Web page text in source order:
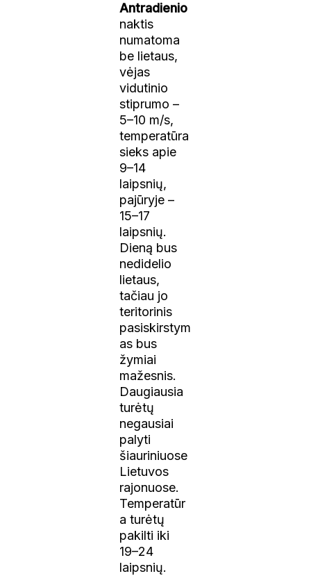
Antradienio
naktis
numatoma
be lietaus,
vėjas
vidutinio
stiprumo –
5–10 m/s,
temperatūra
sieks apie
9–14
laipsnių,
pajūryje –
15–17
laipsnių.
Dieną bus
nedidelio
lietaus,
tačiau jo
teritorinis
pasiskirstym
as bus
žymiai
mažesnis.
Daugiausia
turėtų
negausiai
palyti
šiauriniuose
Lietuvos
rajonuose.
Temperatūr
a turėtų
pakilti iki
19–24
laipsnių.